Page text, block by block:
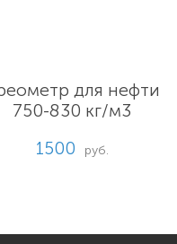
для нефти
750-830 кг/м3
1500
руб.